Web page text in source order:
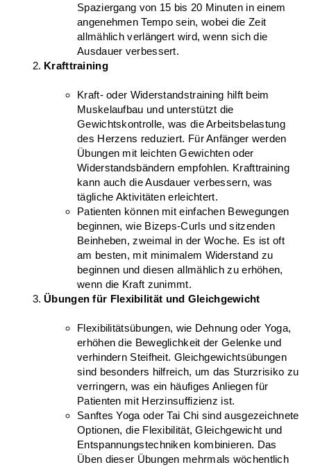
Spaziergang von 15 bis 20 Minuten in einem
angenehmen Tempo sein, wobei die Zeit
allmählich verlängert wird, wenn sich die
Ausdauer verbessert.
Krafttraining
Kraft- oder Widerstandstraining hilft beim
Muskelaufbau und unterstützt die
Gewichtskontrolle, was die Arbeitsbelastung
des Herzens reduziert. Für Anfänger werden
Übungen mit leichten Gewichten oder
Widerstandsbändern empfohlen. Krafttraining
kann auch die Ausdauer verbessern, was
tägliche Aktivitäten erleichtert.
Patienten können mit einfachen Bewegungen
beginnen, wie Bizeps-Curls und sitzenden
Beinheben, zweimal in der Woche. Es ist oft
am besten, mit minimalem Widerstand zu
beginnen und diesen allmählich zu erhöhen,
wenn die Kraft zunimmt.
Übungen für Flexibilität und Gleichgewicht
Flexibilitätsübungen, wie Dehnung oder Yoga,
erhöhen die Beweglichkeit der Gelenke und
verhindern Steifheit. Gleichgewichtsübungen
sind besonders hilfreich, um das Sturzrisiko zu
verringern, was ein häufiges Anliegen für
Patienten mit Herzinsuffizienz ist.
Sanftes Yoga oder Tai Chi sind ausgezeichnete
Optionen, die Flexibilität, Gleichgewicht und
Entspannungstechniken kombinieren. Das
Üben dieser Übungen mehrmals wöchentlich